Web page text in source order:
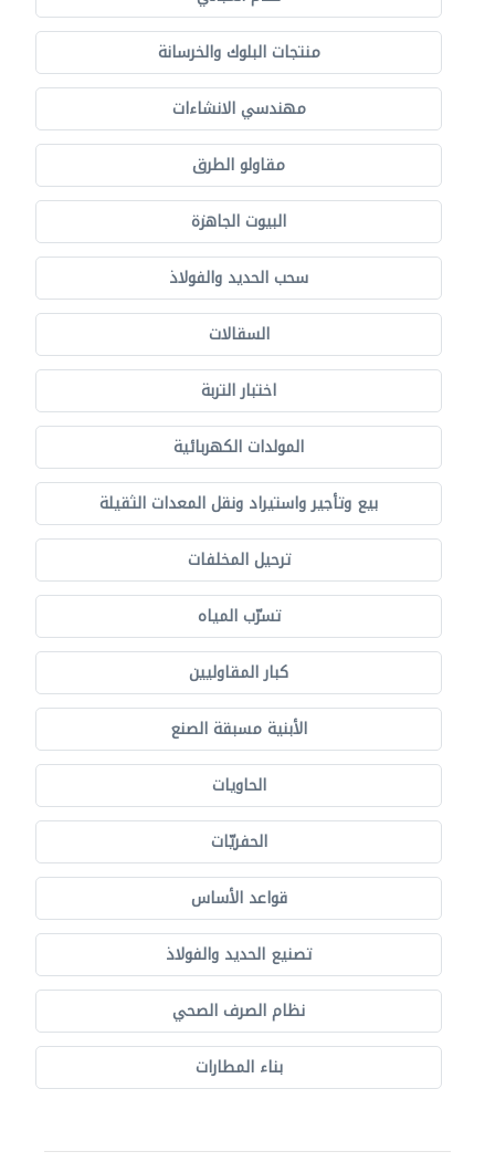
منتجات البلوك والخرسانة
مهندسي الانشاءات
مقاولو الطرق
البيوت الجاهزة
سحب الحديد والفولاذ
السقالات
اختبار التربة
المولدات الكهربائية
بيع وتأجير واستيراد ونقل المعدات الثقيلة
ترحيل المخلفات
تسرّب المياه
كبار المقاوليين
الأبنية مسبقة الصنع
الحاويات
الحفريّات
قواعد الأساس
تصنيع الحديد والفولاذ
نظام الصرف الصحي
بناء المطارات